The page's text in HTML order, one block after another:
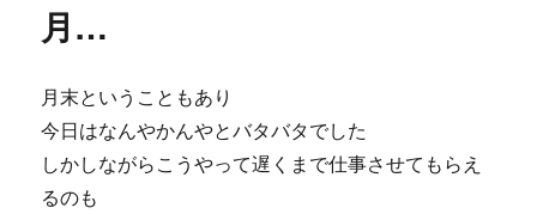
月…
月末ということもあり
今日はなんやかんやとバタバタでした
しかしながらこうやって遅くまで仕事させてもらえ
るのも